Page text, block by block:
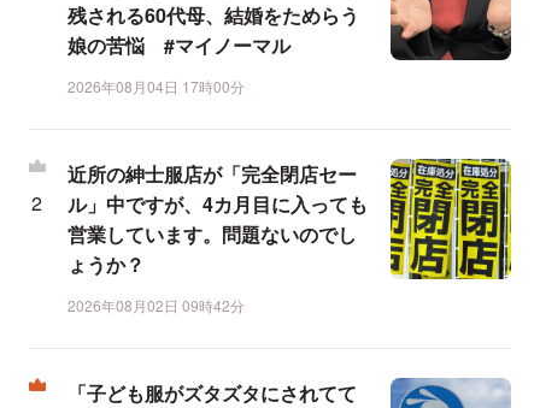
残される60代母、結婚をためらう
娘の苦悩 #マイノーマル
2026年08月04日 17時00分
近所の紳士服店が「完全閉店セー
ル」中ですが、4カ月目に入っても
営業しています。問題ないのでし
ょうか？
2026年08月02日 09時42分
「子ども服がズタズタにされてて